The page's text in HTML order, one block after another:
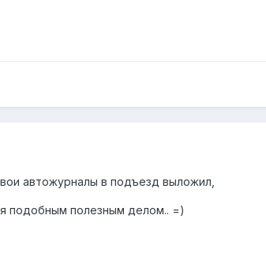
автожурналы в подъезд выложил,
подобным полезным делом.. =)